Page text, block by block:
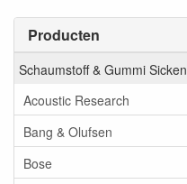
Producten
Schaumstoff & Gummi Sicken
Acoustic Research
Bang & Olufsen
Bose